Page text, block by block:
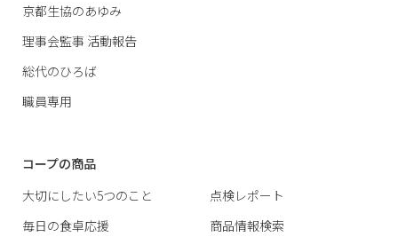
京都生協のあゆみ
理事会監事 活動報告
総代のひろば
職員専用
コープの商品
大切にしたい5つのこと
毎日の食卓応援
点検レポート
商品情報検索